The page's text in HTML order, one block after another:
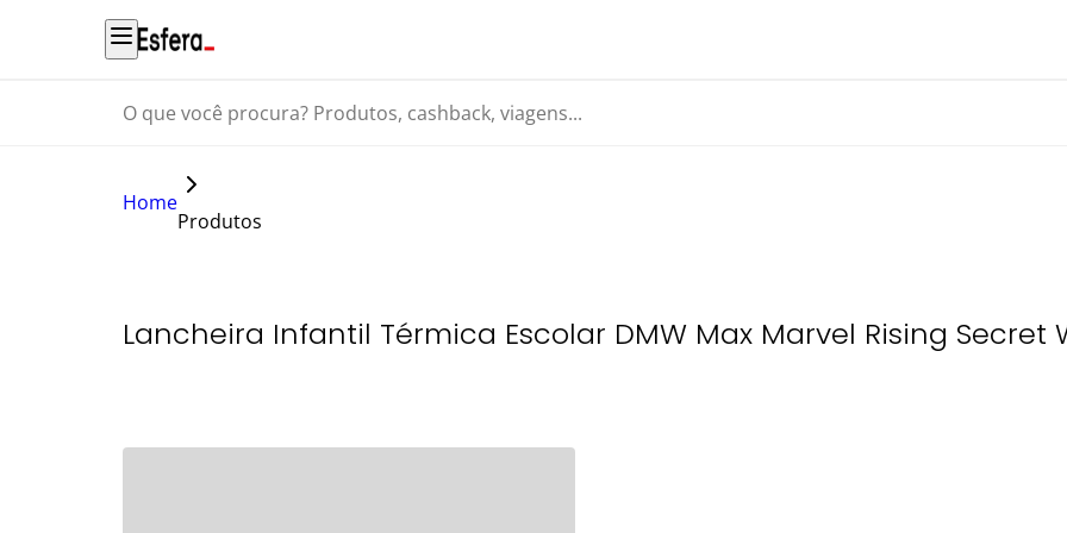
O que você procura? Produtos, cashback, viagens...
Home
Produtos
Lancheira Infantil Térmica Escolar DMW Max Marvel Rising Secret